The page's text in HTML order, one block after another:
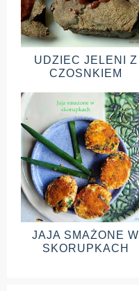
UDZIEC JELENI Z
CZOSNKIEM
JAJA SMAŻONE W
SKORUPKACH